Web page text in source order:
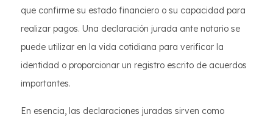
que confirme su estado financiero o su capacidad para
realizar pagos. Una declaración jurada ante notario se
puede utilizar en la vida cotidiana para verificar la
identidad o proporcionar un registro escrito de acuerdos
importantes.
En esencia, las declaraciones juradas sirven como